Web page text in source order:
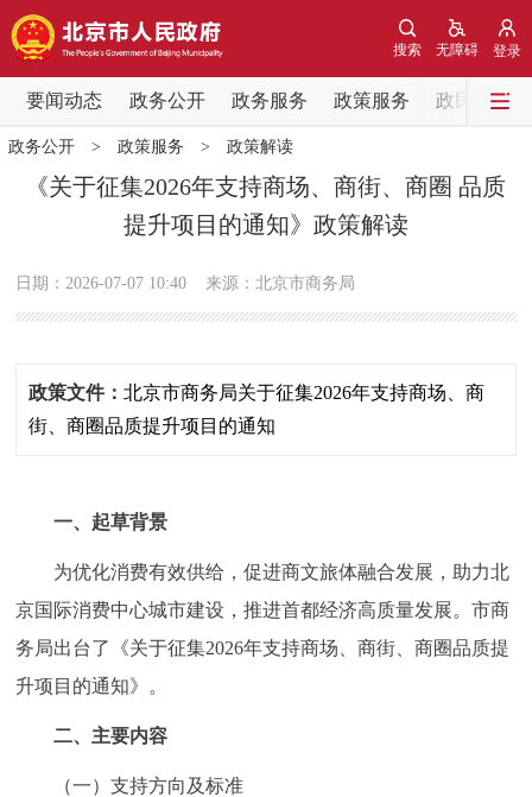
登录
无障碍
搜索
要闻动态 政务公开 政务服务 政策服务 政民互动
要闻动态
党中央精神 国务院信息
北京要闻 会议信息 部门动态
市领导 机构职能
决策公开 专题公开
政务服务
个人服务
政务公开> 政策服务 > 政策解读
《关于征集2026年支持商场、商街、商圈 品质
提升项目的通知》政策解读
日期：2026-07-07 10:40 来源：北京市商务局
政策文件：北京市商务局关于征集2026年支持商场、商
街、商圈品质提升项目的通知
一、起草背景
为优化消费有效供给，促进商文旅体融合发展，助力北
京国际消费中心城市建设，推进首都经济高质量发展。市商
务局出台了《关于征集2026年支持商场、商街、商圈品质提
升项目的通知》。
二、主要内容
（一）支持方向及标准